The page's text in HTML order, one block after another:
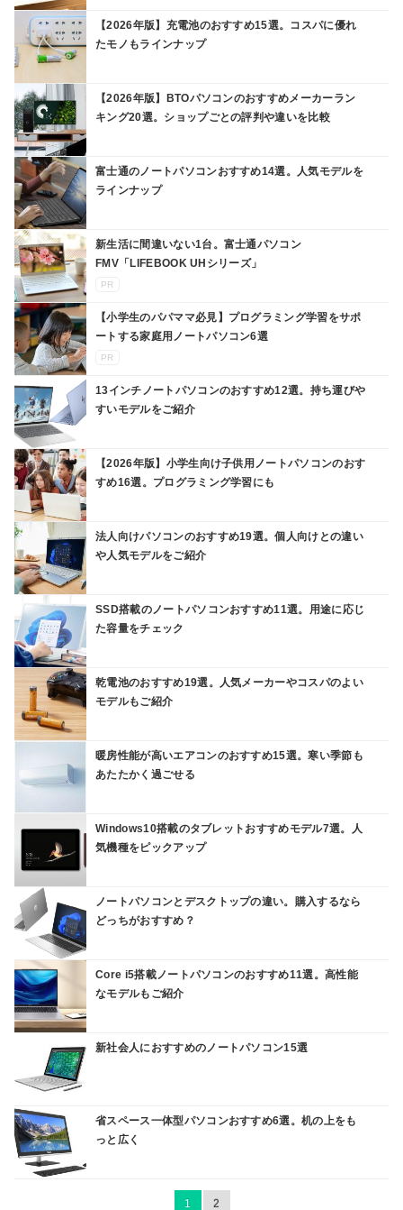
【2026年版】充電池のおすすめ15選。コスパに優れ
たモノもラインナップ
【2026年版】BTOパソコンのおすすめメーカーラン
キング20選。ショップごとの評判や違いを比較
富士通のノートパソコンおすすめ14選。人気モデルを
ラインナップ
新生活に間違いない1台。富士通パソコン
FMV「LIFEBOOK UHシリーズ」
PR
【小学生のパパママ必見】プログラミング学習をサポ
ートする家庭用ノートパソコン6選
PR
13インチノートパソコンのおすすめ12選。持ち運びや
すいモデルをご紹介
【2026年版】小学生向け子供用ノートパソコンのおす
すめ16選。プログラミング学習にも
法人向けパソコンのおすすめ19選。個人向けとの違い
や人気モデルをご紹介
SSD搭載のノートパソコンおすすめ11選。用途に応じ
た容量をチェック
乾電池のおすすめ19選。人気メーカーやコスパのよい
モデルもご紹介
暖房性能が高いエアコンのおすすめ15選。寒い季節も
あたたかく過ごせる
Windows10搭載のタブレットおすすめモデル7選。人
気機種をピックアップ
ノートパソコンとデスクトップの違い。購入するなら
どっちがおすすめ？
Core i5搭載ノートパソコンのおすすめ11選。高性能
なモデルもご紹介
新社会人におすすめのノートパソコン15選
省スペース一体型パソコンおすすめ6選。机の上をも
っと広く
1 2